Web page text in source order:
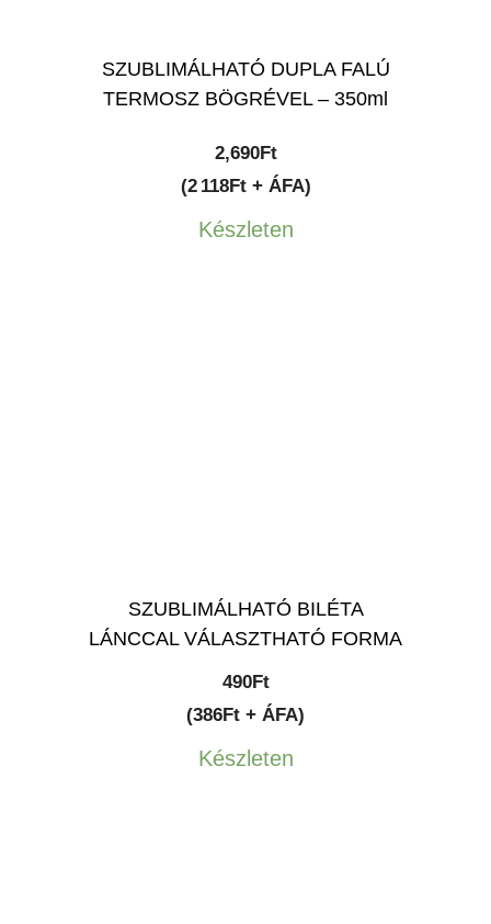
SZUBLIMÁLHATÓ DUPLA FALÚ
TERMOSZ BÖGRÉVEL – 350ml
2,690Ft
(2 118Ft + ÁFA)
Készleten
SZUBLIMÁLHATÓ BILÉTA
LÁNCCAL VÁLASZTHATÓ FORMA
490Ft
(386Ft + ÁFA)
Készleten